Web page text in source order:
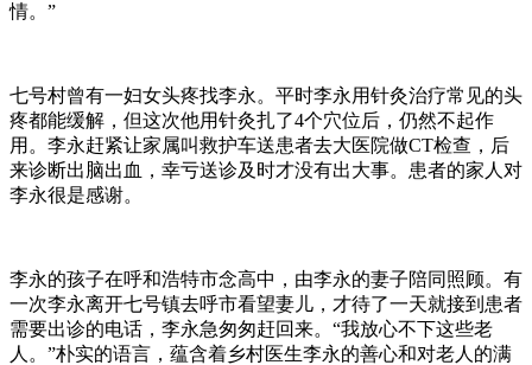
情。”
七号村曾有一妇女头疼找李永。平时李永用针灸治疗常见的头
疼都能缓解，但这次他用针灸扎了4个穴位后，仍然不起作
用。李永赶紧让家属叫救护车送患者去大医院做CT检查，后
来诊断出脑出血，幸亏送诊及时才没有出大事。患者的家人对
李永很是感谢。
李永的孩子在呼和浩特市念高中，由李永的妻子陪同照顾。有
一次李永离开七号镇去呼市看望妻儿，才待了一天就接到患者
需要出诊的电话，李永急匆匆赶回来。“我放心不下这些老
人。”朴实的语言，蕴含着乡村医生李永的善心和对老人的满